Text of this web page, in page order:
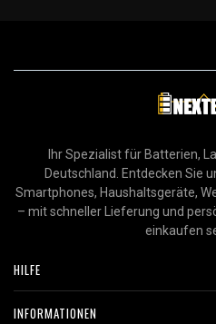
Ihr Spezialist für Batterien,
Deutschland. Entdecken Sie
Smartphones, Haushaltsgeräte,
– mit schneller Lieferung und
einkaufen
HILFE
INFORMATIONEN